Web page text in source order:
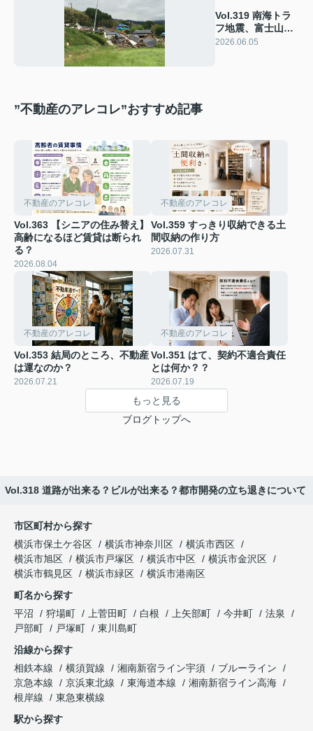
Vol.319 南海トラ
フ地震、富士山噴
火、自然災害に直
2026.06.05
”不動産のアレコレ”おすすめ記事
不動産のアレコレ
Vol.363 【シニアの住み替え】
高齢になるほど賃貸は断られ
る？
2026.08.04
不動産のアレコレ
Vol.359 すっきり収納できる土
間収納の作り方
2026.07.31
不動産のアレコレ
Vol.353 結局のところ、不動産
は運なのか？
2026.07.21
不動産のアレコレ
Vol.351 はて、契約不適合責任
とは何か？？
2026.07.19
もっと見る
ブログトップへ
Vol.318 道路が出来る？ビルが出来る？都市開発の立ち退きについて
市区町村から探す
横浜市保土ケ谷区
横浜市神奈川区
横浜市西区
横浜市旭区
横浜市戸塚区 横浜市中区
横浜市金沢区
横浜市鶴見区
横浜市緑区
横浜市港南区
町名から探す
平沼
狩場町 上菅田町 白根 上矢部町 今井町
法泉
戸部町
戸塚町
東川島町
沿線から探す
相鉄本線
横須賀線 湘南新宿ライン宇須
ブルーライン
京急本線
京浜東北線 東海道本線
湘南新宿ライン高海
根岸線
東急東横線
駅から探す